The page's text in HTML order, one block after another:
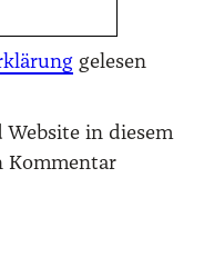
gelesen
Website in diesem
Kommentar